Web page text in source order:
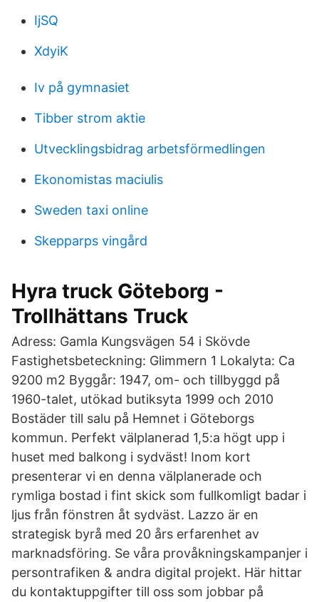
IjSQ
XdyiK
Iv på gymnasiet
Tibber strom aktie
Utvecklingsbidrag arbetsförmedlingen
Ekonomistas maciulis
Sweden taxi online
Skepparps vingård
Hyra truck Göteborg -
Trollhättans Truck
Adress: Gamla Kungsvägen 54 i Skövde
Fastighetsbeteckning: Glimmern 1 Lokalyta: Ca
9200 m2 Byggår: 1947, om- och tillbyggd på
1960-talet, utökad butiksyta 1999 och 2010
Bostäder till salu på Hemnet i Göteborgs
kommun. Perfekt välplanerad 1,5:a högt upp i
huset med balkong i sydväst! Inom kort
presenterar vi en denna välplanerade och
rymliga bostad i fint skick som fullkomligt badar i
ljus från fönstren åt sydväst. Lazzo är en
strategisk byrå med 20 års erfarenhet av
marknadsföring. Se våra provåkningskampanjer i
persontrafiken & andra digital projekt. Här hittar
du kontaktuppgifter till oss som jobbar på